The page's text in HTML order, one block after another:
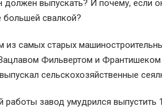
должен выпускать? И почему, если
большей свалкой?
из самых старых
Фильвертом и
сельскохозяйственные
завод умудрился выпустить